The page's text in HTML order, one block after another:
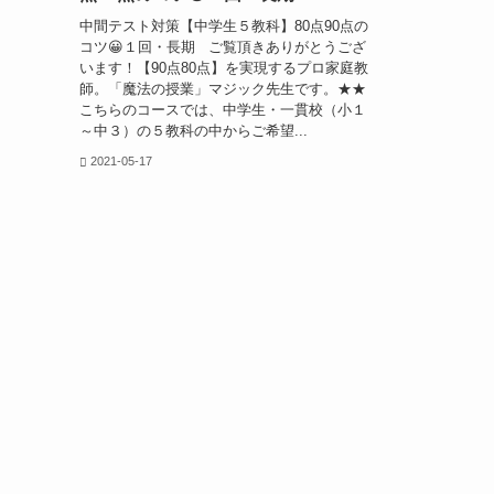
中間テスト対策【中学生５教科】80点90点の
コツ😀１回・長期 ご覧頂きありがとうござ
います！【90点80点】を実現するプロ家庭教
師。「魔法の授業」マジック先生です。★★
こちらのコースでは、中学生・一貫校（小１
～中３）の５教科の中からご希望...
2021-05-17